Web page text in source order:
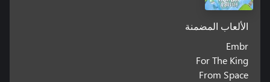
الألعاب المضمنة
Embr
For The King
From Space